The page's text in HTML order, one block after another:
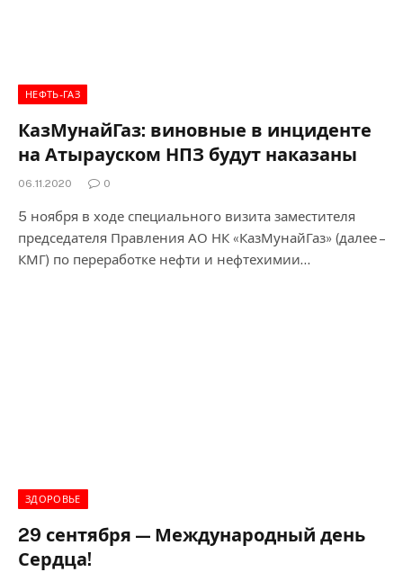
НЕФТЬ-ГАЗ
КазМунайГаз: виновные в инциденте
на Атырауском НПЗ будут наказаны
06.11.2020 0
5 ноября в ходе специального визита заместителя
председателя Правления АО НК «КазМунайГаз» (далее –
КМГ) по переработке нефти и нефтехимии…
ЗДОРОВЬЕ
29 сентября — Международный день
Сердца!